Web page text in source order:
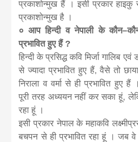
प्रकाशोन्मुख हैं । इसी प्रकार हाइकु
प्रकाशोन्मुख है ।
० आप हिन्दी व नेपाली के
प्रभावित हुए हैं ?
हिन्दी के प्रसिद्ध कवि मिर्जा गालिब
से ज्यादा प्रभावित हुए हैं, वैसे तो
निराला व वर्मा से ही प्रभावित हुए
पूरी तरह अध्ययन नहीं कर सका हूं,
रहा हूं ।
इसी प्रकार नेपाल के महाकवि
बचपन से ही प्रभावित रहा हूं । जब